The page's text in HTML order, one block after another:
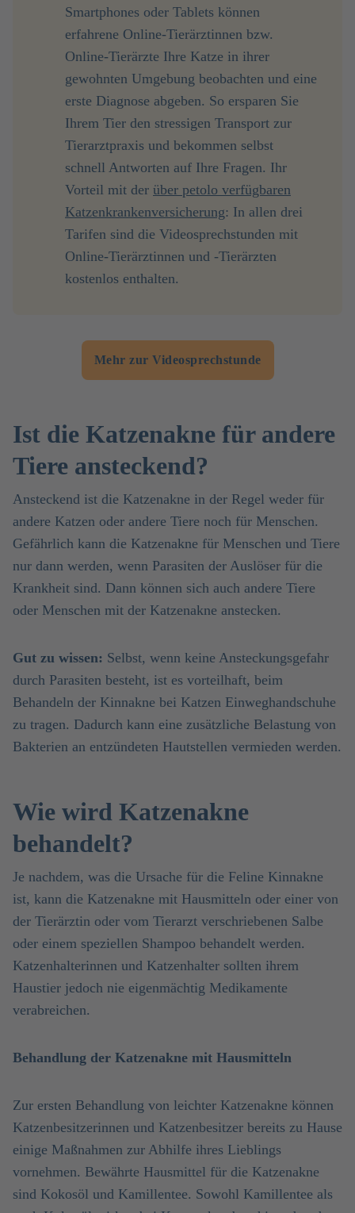
Smartphones oder Tablets können
erfahrene Online-Tierärztinnen bzw.
Online-Tierärzte Ihre Katze in ihrer
gewohnten Umgebung beobachten und eine
erste Diagnose abgeben. So ersparen Sie
Ihrem Tier den stressigen Transport zur
Tierarztpraxis und bekommen selbst
schnell Antworten auf Ihre Fragen. Ihr
Vorteil mit der über petolo verfügbaren
Katzenkrankenversicherung: In allen drei
Tarifen sind die Videosprechstunden mit
Online-Tierärztinnen und -Tierärzten
kostenlos enthalten.
Mehr zur Videosprechstunde
Ist die Katzenakne für andere
Tiere ansteckend?
Ansteckend ist die Katzenakne in der Regel weder für
andere Katzen oder andere Tiere noch für Menschen.
Gefährlich kann die Katzenakne für Menschen und Tiere
nur dann werden, wenn Parasiten der Auslöser für die
Krankheit sind. Dann können sich auch andere Tiere
oder Menschen mit der Katzenakne anstecken.
Gut zu wissen: Selbst, wenn keine Ansteckungsgefahr
durch Parasiten besteht, ist es vorteilhaft, beim
Behandeln der Kinnakne bei Katzen Einweghandschuhe
zu tragen. Dadurch kann eine zusätzliche Belastung von
Bakterien an entzündeten Hautstellen vermieden werden.
Wie wird Katzenakne
behandelt?
Je nachdem, was die Ursache für die Feline Kinnakne
ist, kann die Katzenakne mit Hausmitteln oder einer von
der Tierärztin oder vom Tierarzt verschriebenen Salbe
oder einem speziellen Shampoo behandelt werden.
Katzenhalterinnen und Katzenhalter sollten ihrem
Haustier jedoch nie eigenmächtig Medikamente
verabreichen.
Behandlung der Katzenakne mit Hausmitteln
Zur ersten Behandlung von leichter Katzenakne können
Katzenbesitzerinnen und Katzenbesitzer bereits zu Hause
einige Maßnahmen zur Abhilfe ihres Lieblings
vornehmen. Bewährte Hausmittel für die Katzenakne
sind Kokosöl und Kamillentee. Sowohl Kamillentee als